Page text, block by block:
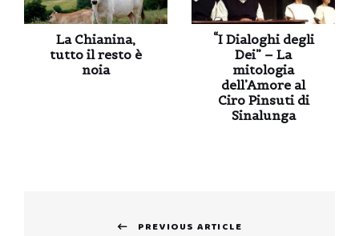
La Chianina,
tutto il resto è
noia
“I Dialoghi degli
Dei” – La
mitologia
dell’Amore al
Ciro Pinsuti di
Sinalunga
PREVIOUS ARTICLE